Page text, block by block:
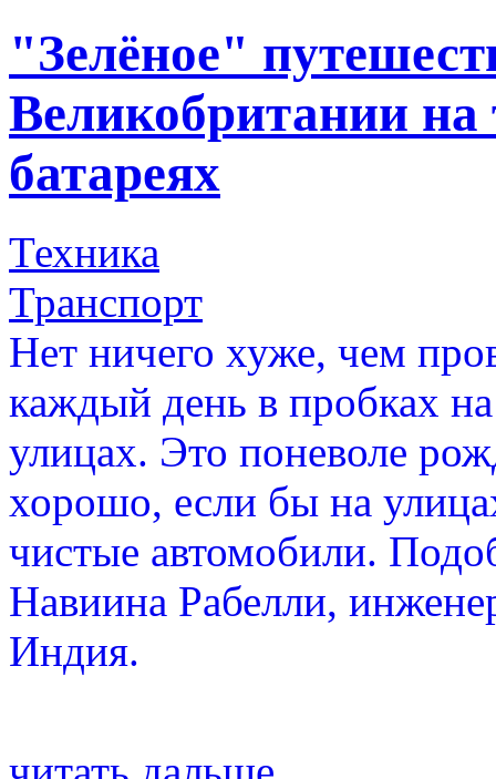
"Зелёное"
Великобритании на
батареях
Техника
Транспорт
Нет ничего хуже, чем
каждый день в пробках
улицах. Это поневоле
хорошо, если бы на
чистые автомобили.
Навиина Рабелли,
Индия.